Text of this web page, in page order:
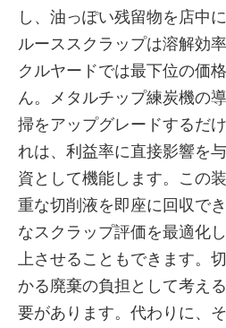
し、油っぽい残留物を店中
ルーススクラップは溶解効
クルヤードでは最下位の価
ん。メタルチップ練炭機の
掃をアップグレードするだ
れは、利益率に直接影響を
資として機能します。この
重な切削液を即座に回収で
なスクラップ評価を最適化
上させることもできます。
かる廃棄の負担として考え
要があります。代わりに、